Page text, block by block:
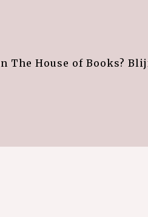
The House of Books?